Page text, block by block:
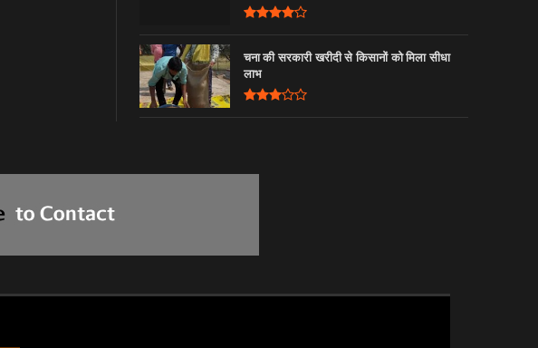
चना की सरकारी खरीदी से किसानों को मिला सीधा
लाभ